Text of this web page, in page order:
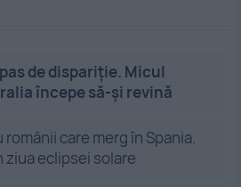
de dispariție. Micul
începe să-și revină
care merg în Spania.
eclipsei solare